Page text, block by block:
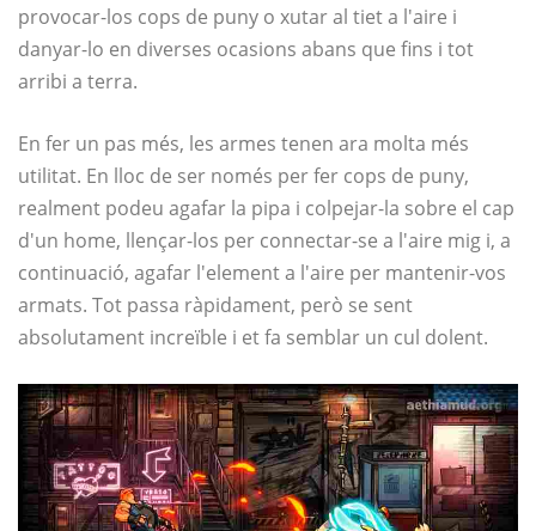
provocar-los cops de puny o xutar al tiet a l'aire i
danyar-lo en diverses ocasions abans que fins i tot
arribi a terra.
En fer un pas més, les armes tenen ara molta més
utilitat. En lloc de ser només per fer cops de puny,
realment podeu agafar la pipa i colpejar-la sobre el cap
d'un home, llençar-los per connectar-se a l'aire mig i, a
continuació, agafar l'element a l'aire per mantenir-vos
armats. Tot passa ràpidament, però se sent
absolutament increïble i et fa semblar un cul dolent.